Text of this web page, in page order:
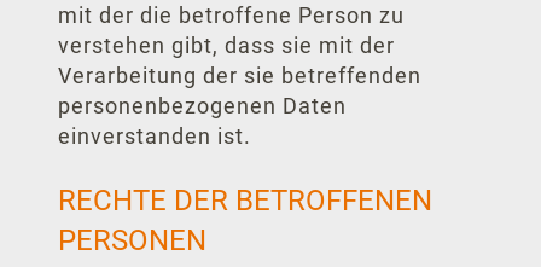
mit der die betroffene Person zu
verstehen gibt, dass sie mit der
Verarbeitung der sie betreffenden
personenbezogenen Daten
einverstanden ist.
RECHTE DER BETROFFENEN
PERSONEN